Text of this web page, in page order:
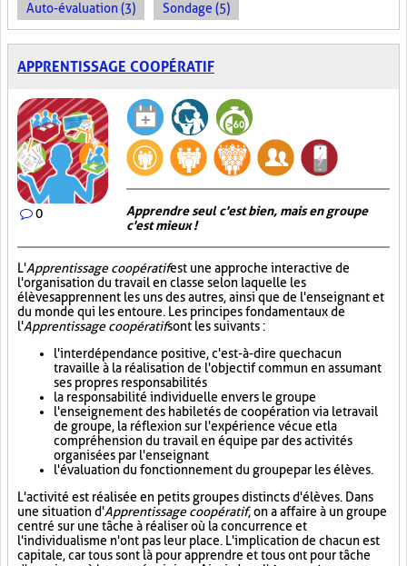
Auto-évaluation (3) Sondage (5)
APPRENTISSAGE COOPÉRATIF
0
Apprendre seul c'est bien, mais en groupe
c'est mieux !
L'Apprentissage coopératifest une approche interactive de
l'organisation du travail en classe selon laquelle les
élèves apprennent les uns des autres, ainsi que de l'enseignant et
du monde qui les entoure. Les principes fondamentaux de
l'Apprentissage coopératifsont les suivants :
l'interdépendance positive, c'est-à-dire que chacun
travaille à la réalisation de l'objectif commun en assumant
ses propres responsabilités
la responsabilité individuelle envers le groupe
l'enseignement des habiletés de coopération via le travail
de groupe, la réflexion sur l'expérience vécue et la
compréhension du travail en équipe par des activités
organisées par l'enseignant
l'évaluation du fonctionnement du groupe par les élèves.
L'activité est réalisée en petits groupes distincts d'élèves. Dans
une situation d'Apprentissage coopératif, on a affaire à un groupe
centré sur une tâche à réaliser où la concurrence et
l'individualisme n'ont pas leur place. L'implication de chacun est
capitale, car tous sont là pour apprendre et tous ont pour tâche